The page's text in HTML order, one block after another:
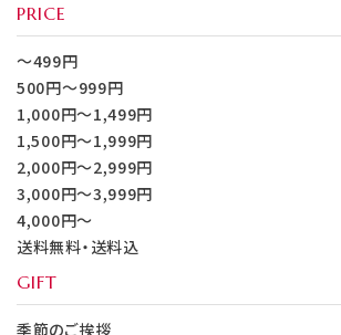
PRICE
～499円
500円～999円
1,000円～1,499円
1,500円～1,999円
2,000円～2,999円
3,000円～3,999円
4,000円～
送料無料・送料込
GIFT
季節のご挨拶